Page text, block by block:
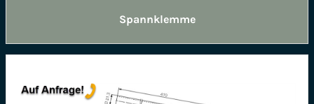
Spannklemme